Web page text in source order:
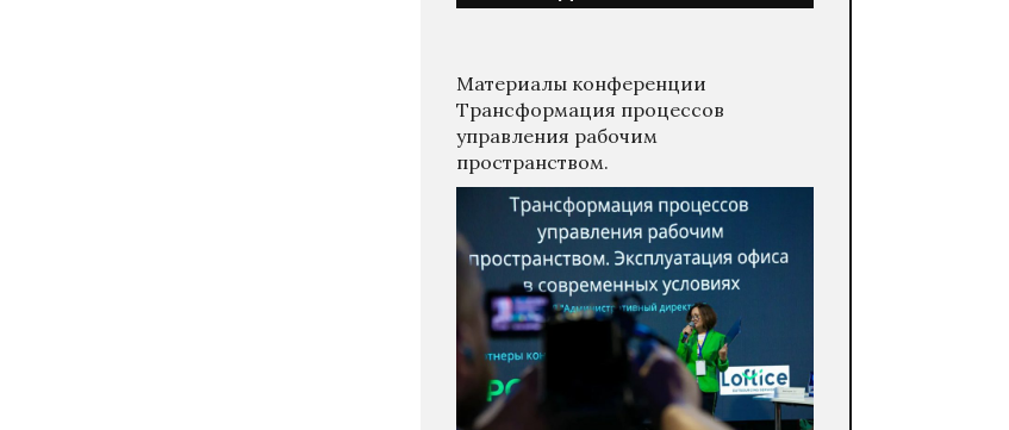
Материалы конференции
Трансформация процессов
управления рабочим
пространством.